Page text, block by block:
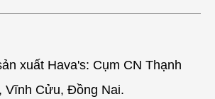
xuất Hava's: Cụm CN Thạnh
Vĩnh Cửu, Đồng Nai.